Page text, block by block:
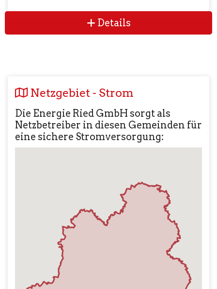
Details
Netzgebiet - Strom
Die Energie Ried GmbH sorgt als
Netzbetreiber in diesen Gemeinden für
eine sichere Stromversorgung: